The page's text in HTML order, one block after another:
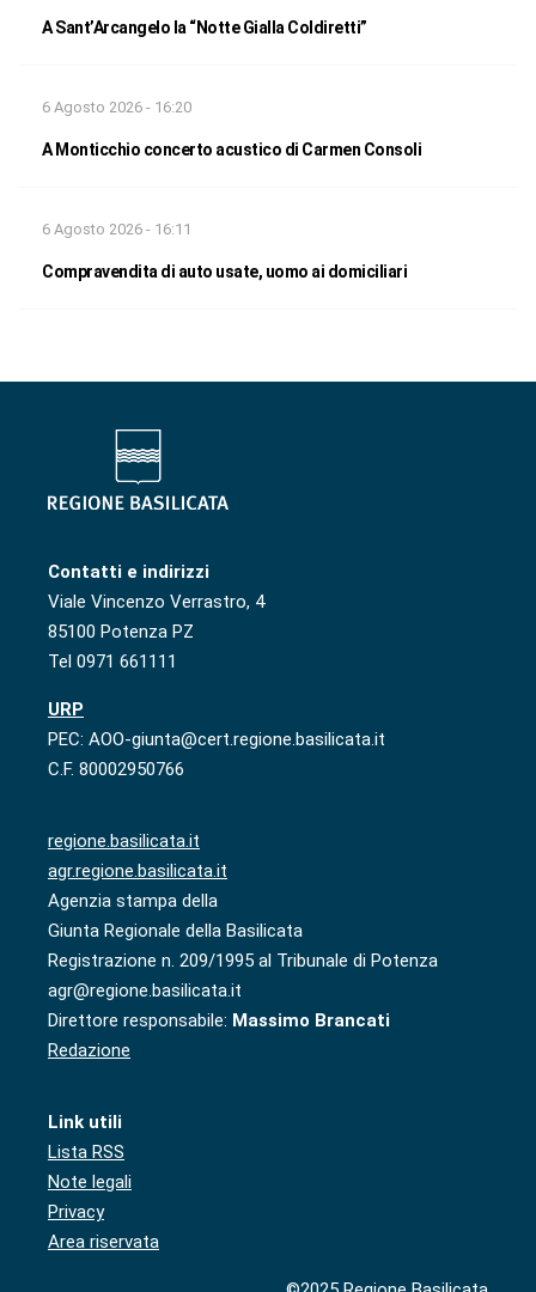
A Sant’Arcangelo la “Notte Gialla Coldiretti”
6 Agosto 2026 - 16:20
A Monticchio concerto acustico di Carmen Consoli
6 Agosto 2026 - 16:11
Compravendita di auto usate, uomo ai domiciliari
Contatti e indirizzi
Viale Vincenzo Verrastro, 4
85100 Potenza PZ
Tel 0971 661111
URP
PEC: AOO-giunta@cert.regione.basilicata.it
C.F. 80002950766
regione.basilicata.it
agr.regione.basilicata.it
Agenzia stampa della
Giunta Regionale della Basilicata
Registrazione n. 209/1995 al Tribunale di Potenza
agr@regione.basilicata.it
Direttore responsabile: Massimo Brancati
Redazione
Link utili
Lista RSS
Note legali
Privacy
Area riservata